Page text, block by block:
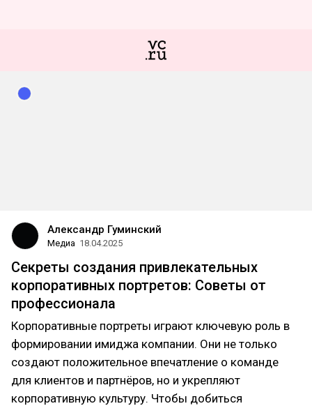
Александр Гуминский
Медиа 18.04.2025
Секреты создания привлекательных
корпоративных портретов: Советы от
профессионала
Корпоративные портреты играют ключевую роль в
формировании имиджа компании. Они не только
создают положительное впечатление о команде
для клиентов и партнёров, но и укрепляют
корпоративную культуру. Чтобы добиться